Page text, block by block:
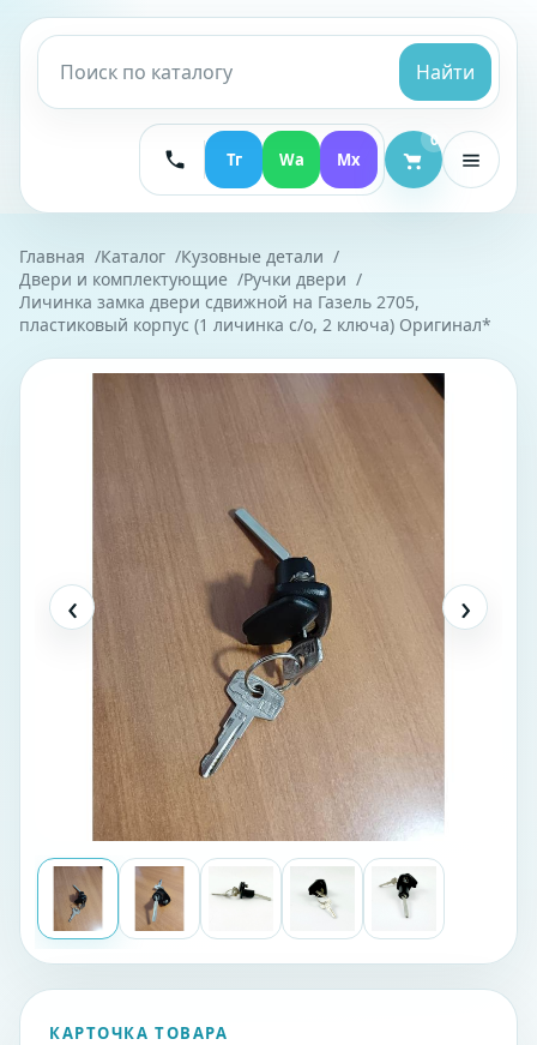
Найти
Тг Wa Mx
0
Главная Каталог
Кузовные детали
Двери и комплектующие
Ручки двери
Личинка замка двери сдвижной на Газель 2705,
пластиковый корпус (1 личинка с/о, 2 ключа) Оригинал*
‹ ›
КАРТОЧКА ТОВАРА